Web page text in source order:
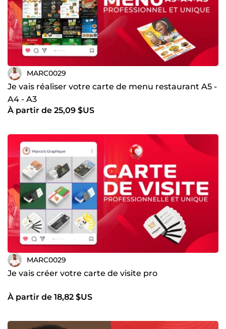
MARC0029
Je vais réaliser votre carte de menu restaurant A5 -
A4 - A3
À partir de 25,09 $US
MARC0029
Je vais créer votre carte de visite pro
À partir de 18,82 $US